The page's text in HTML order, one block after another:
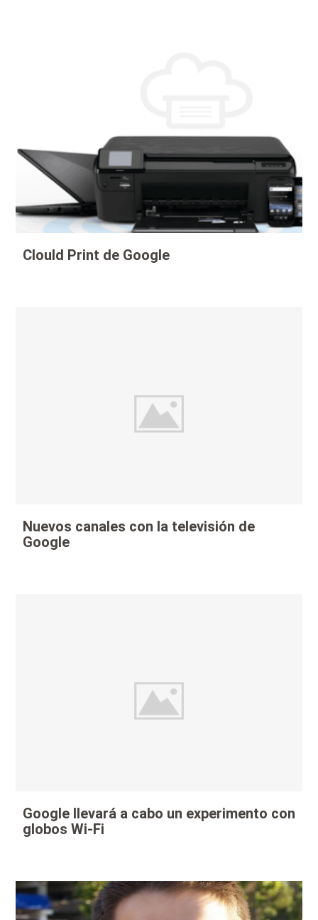
Clould Print de Google
Nuevos canales con la televisión de
Google
Google llevará a cabo un experimento con
globos Wi-Fi